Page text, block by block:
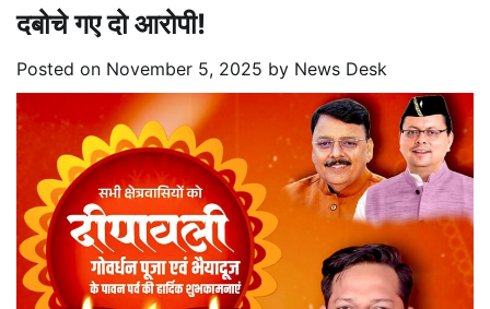
दबोचे गए दो आरोपी!
Posted on November 5, 2025 by News Desk